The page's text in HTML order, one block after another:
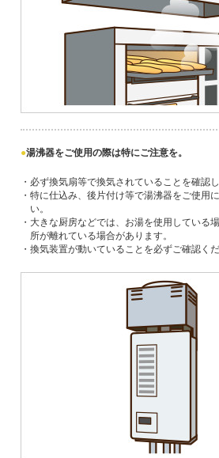
湯沸器をご使用の際は特にご注意を。
・必ず換気扇等で換気されていることを確認
・特に仕込み、後片付け等で湯沸器をご使用
い。
・大きな厨房などでは、お湯を使用している
所が離れている場合があります。
・換気装置が動いていることを必ずご確認くだ